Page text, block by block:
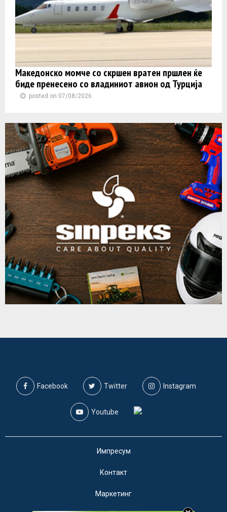
Македонско момче со скршен вратен пршлен ќе
биде пренесено со владиниот авион од Турција
posted on 07/08/2026
Facebook Twitter Instagram
Youtube
Импресум
Контакт
Маркетинг